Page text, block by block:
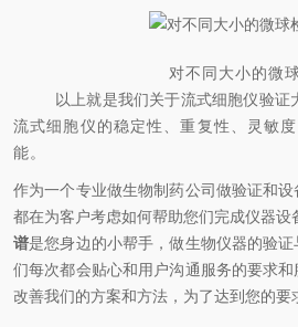
对不同大小的微
以上就是我们关于流式细胞仪验证
流式细胞仪的稳定性、重复性、灵敏
能。
作为一个专业做生物制药公司做验证和
都在为客户考虑如何帮助您们完成仪器设
谱是您身边的小帮手，做生物仪器的验
们每次都会贴心和用户沟通服务的要求
改善我们的方案和方法，为了达到您的要